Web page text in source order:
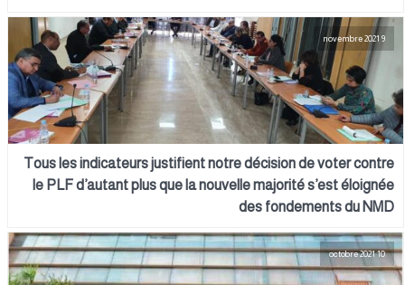
Tous les indicateurs justifient notre décision de voter contre
le PLF d’autant plus que la nouvelle majorité s’est éloignée
des fondements du NMD
10 octobre 2021